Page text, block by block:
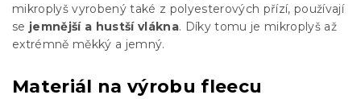
mikroplyš vyrobený také z polyesterových přízí, používají
se jemnější a hustší vlákna. Díky tomu je mikroplyš až
extrémně měkký a jemný.
Materiál na výrobu fleecu